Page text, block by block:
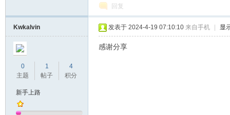
回复
Kwkalvin
0
主题
1
帖子
4
积分
新手上路
发表于 2024-4-19 07:10:10 来自手机 显
感谢分享